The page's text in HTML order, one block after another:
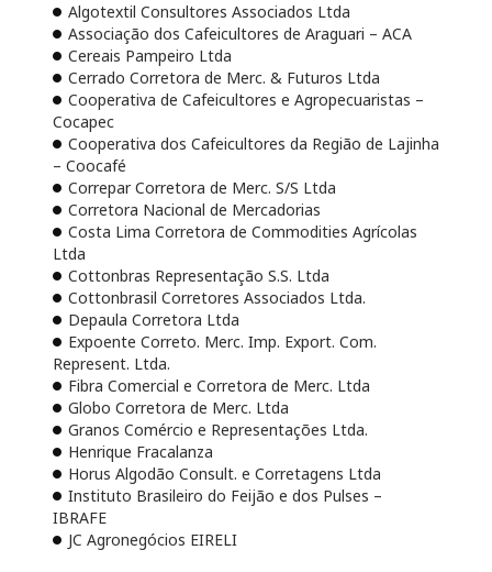
Algotextil Consultores Associados Ltda
Associação dos Cafeicultores de Araguari – ACA
Cereais Pampeiro Ltda
Cerrado Corretora de Merc. & Futuros Ltda
Cooperativa de Cafeicultores e Agropecuaristas –
Cocapec
Cooperativa dos Cafeicultores da Região de Lajinha
– Coocafé
Correpar Corretora de Merc. S/S Ltda
Corretora Nacional de Mercadorias
Costa Lima Corretora de Commodities Agrícolas
Ltda
Cottonbras Representação S.S. Ltda
Cottonbrasil Corretores Associados Ltda.
Depaula Corretora Ltda
Expoente Correto. Merc. Imp. Export. Com.
Represent. Ltda.
Fibra Comercial e Corretora de Merc. Ltda
Globo Corretora de Merc. Ltda
Granos Comércio e Representações Ltda.
Henrique Fracalanza
Horus Algodão Consult. e Corretagens Ltda
Instituto Brasileiro do Feijão e dos Pulses –
IBRAFE
JC Agronegócios EIRELI